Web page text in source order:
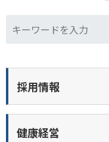
採用情報
健康経営